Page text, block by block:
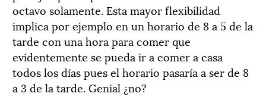
octavo solamente. Esta mayor flexibilidad
implica por ejemplo en un horario de 8 a 5 de la
tarde con una hora para comer que
evidentemente se pueda ir a comer a casa
todos los días pues el horario pasaría a ser de 8
a 3 de la tarde. Genial ¿no?